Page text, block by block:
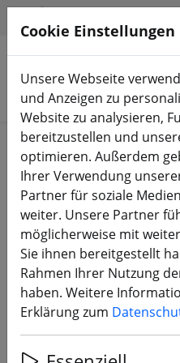
Produkte suchen
Blog
Wir suchen FPV
Cookie Einstellungen
Unsere Webseite
und Anzeigen zu
Website zu analysieren,
bereitzustellen und
optimieren. Außerdem
Ihrer Verwendung
Partner für soziale
weiter. Unsere Partner
möglicherweise mit
Sie ihnen bereitgestellt
Rahmen Ihrer Nutzung
haben. Weitere
Erklärung zum